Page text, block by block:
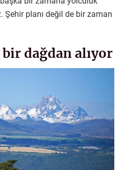
Şehir planı değil de bir zaman
dağdan alıyor